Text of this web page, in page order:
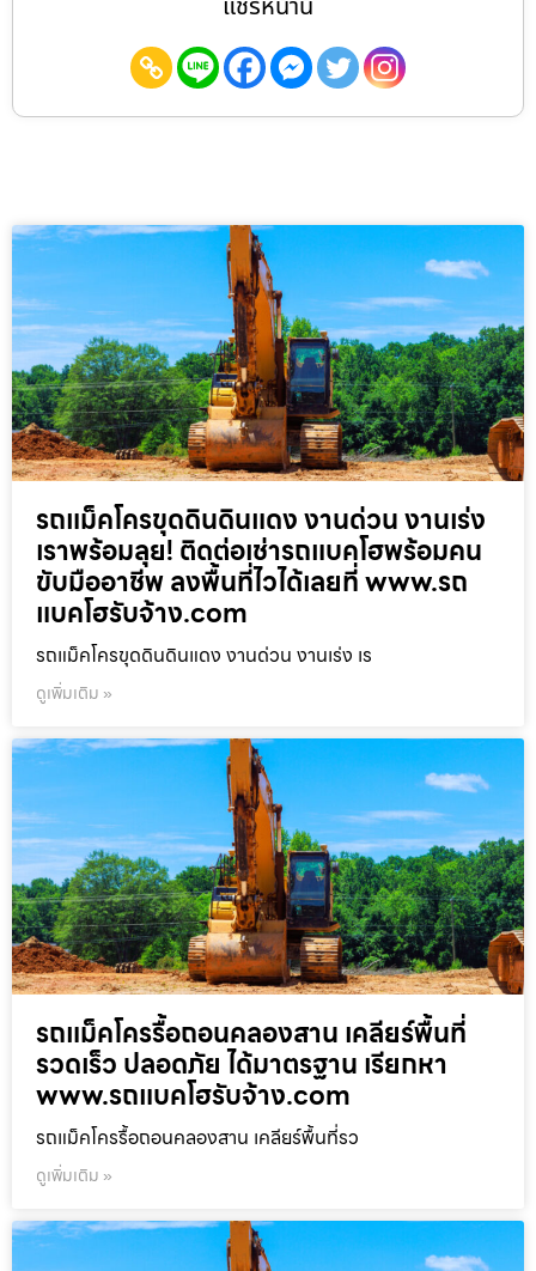
รถแม็คโครขุดดินดินแดง งานด่วน งานเร่ง
เราพร้อมลุย! ติดต่อเช่ารถแบคโฮพร้อมคน
ขับมืออาชีพ ลงพื้นที่ไวได้เลยที่ www.รถ
แบคโฮรับจ้าง.com
รถแม็คโครขุดดินดินแดง งานด่วน งานเร่ง เร
ดูเพิ่มเติม »
รถแม็คโครรื้อถอนคลองสาน เคลียร์พื้นที่
รวดเร็ว ปลอดภัย ได้มาตรฐาน เรียกหา
www.รถแบคโฮรับจ้าง.com
รถแม็คโครรื้อถอนคลองสาน เคลียร์พื้นที่รว
ดูเพิ่มเติม »